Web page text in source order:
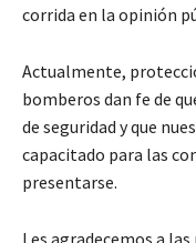
corrida en la opinión
Actualmente,
bomberos dan fe de
de seguridad y que
capacitado para las
presentarse.